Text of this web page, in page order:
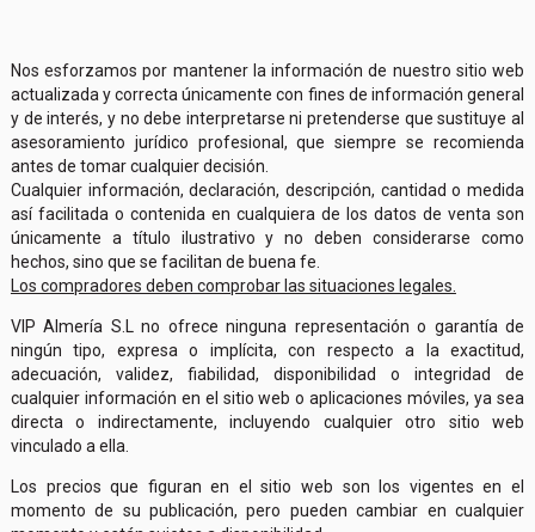
Nos esforzamos por mantener la información de nuestro sitio web
actualizada y correcta únicamente con fines de información general
y de interés, y no debe interpretarse ni pretenderse que sustituye al
asesoramiento jurídico profesional, que siempre se recomienda
antes de tomar cualquier decisión.
Cualquier información, declaración, descripción, cantidad o medida
así facilitada o contenida en cualquiera de los datos de venta son
únicamente a título ilustrativo y no deben considerarse como
hechos, sino que se facilitan de buena fe.
Los compradores deben comprobar las situaciones legales.
VIP Almería S.L no ofrece ninguna representación o garantía de
ningún tipo, expresa o implícita, con respecto a la exactitud,
adecuación, validez, fiabilidad, disponibilidad o integridad de
cualquier información en el sitio web o aplicaciones móviles, ya sea
directa o indirectamente, incluyendo cualquier otro sitio web
vinculado a ella.
Los precios que figuran en el sitio web son los vigentes en el
momento de su publicación, pero pueden cambiar en cualquier